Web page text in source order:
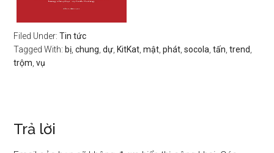
Filed Under:Tin tức
Tagged With: bị ,chung ,dự KitKat ,mật ,phát ,socola ,tấn ,trend
trộm ,vụ
Trả lời